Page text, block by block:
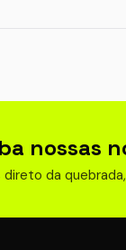
nossas
da